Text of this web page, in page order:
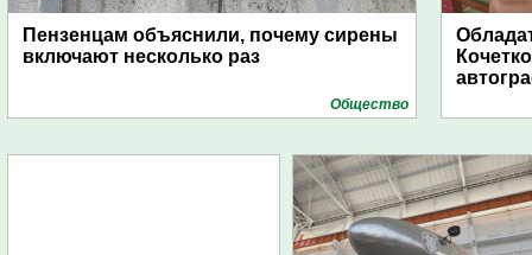
Пензенцам объяснили, почему сирены
включают несколько раз
Общество